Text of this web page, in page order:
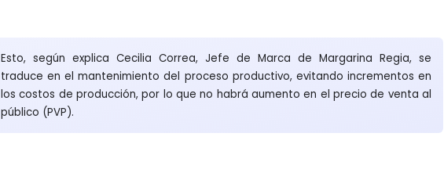
Esto, según explica Cecilia Correa, Jefe de Marca de Margarina Regia, se
traduce en el mantenimiento del proceso productivo, evitando incrementos en
los costos de producción, por lo que no habrá aumento en el precio de venta al
público (PVP).